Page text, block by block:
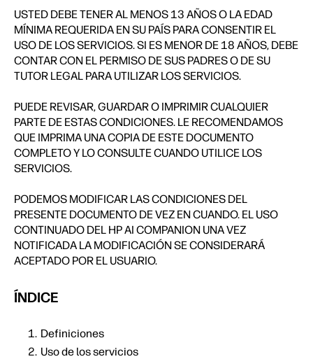
USTED DEBE TENER AL MENOS 13 AÑOS O LA EDAD
MÍNIMA REQUERIDA EN SU PAÍS PARA CONSENTIR EL
USO DE LOS SERVICIOS. SI ES MENOR DE 18 AÑOS, DEBE
CONTAR CON EL PERMISO DE SUS PADRES O DE SU
TUTOR LEGAL PARA UTILIZAR LOS SERVICIOS.
PUEDE REVISAR, GUARDAR O IMPRIMIR CUALQUIER
PARTE DE ESTAS CONDICIONES. LE RECOMENDAMOS
QUE IMPRIMA UNA COPIA DE ESTE DOCUMENTO
COMPLETO Y LO CONSULTE CUANDO UTILICE LOS
SERVICIOS.
PODEMOS MODIFICAR LAS CONDICIONES DEL
PRESENTE DOCUMENTO DE VEZ EN CUANDO. EL USO
CONTINUADO DEL HP AI COMPANION UNA VEZ
NOTIFICADA LA MODIFICACIÓN SE CONSIDERARÁ
ACEPTADO POR EL USUARIO.
ÍNDICE
Definiciones
Uso de los servicios